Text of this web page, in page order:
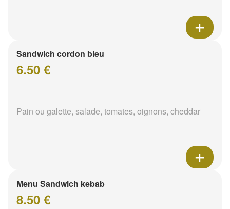
Sandwich cordon bleu
6.50 €
Pain ou galette, salade, tomates, oignons, cheddar
Menu Sandwich kebab
8.50 €